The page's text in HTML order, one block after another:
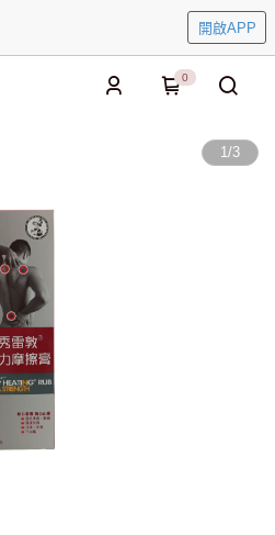
開啟APP
0
1/3